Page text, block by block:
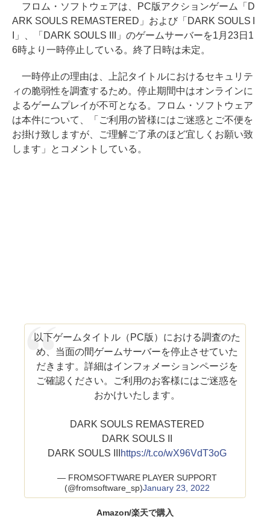
フロム・ソフトウェアは、PC版アクションゲーム「D
ARK SOULS REMASTERED」および「DARK SOULS I
I」、「DARK SOULS III」のゲームサーバーを1月23日1
6時より一時停止している。終了日時は未定。
一時停止の理由は、上記タイトルにおけるセキュリテ
ィの脆弱性を調査するため。停止期間中はオンラインに
よるゲームプレイが不可となる。フロム・ソフトウェア
は本件について、「ご利用の皆様にはご迷惑とご不便を
お掛け致しますが、ご理解ご了承のほど宜しくお願い致
します」とコメントしている。
以下ゲームタイトル（PC版）における調査のた
め、当面の間ゲームサーバーを停止させていた
だきます。詳細はインフォメーションページを
ご確認ください。ご利用のお客様にはご迷惑を
おかけいたします。
DARK SOULS REMASTERED
DARK SOULS II
DARK SOULS III
https://t.co/wX96VdT3oG
— FROMSOFTWARE PLAYER SUPPORT
(@fromsoftware_sp)January 23, 2022
Amazon/楽天で購入